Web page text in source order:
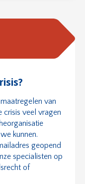
van
crisis veel vragen
kunnen.
geopend
specialisten op
of